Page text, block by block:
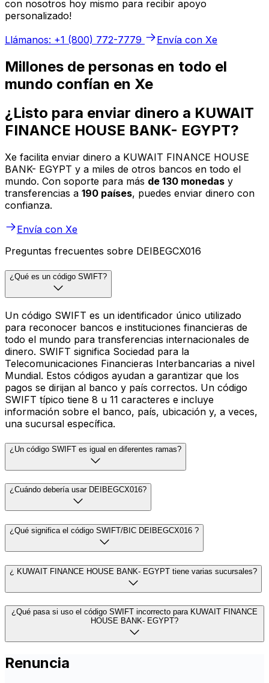
con nosotros hoy mismo para recibir apoyo
personalizado!
Llámanos: +1 (800) 772-7779
Envía con Xe
Millones de personas en todo el
mundo confían en Xe
¿Listo para enviar dinero a KUWAIT
FINANCE HOUSE BANK- EGYPT?
Xe facilita enviar dinero a KUWAIT FINANCE HOUSE
BANK- EGYPT y a miles de otros bancos en todo el
mundo. Con soporte para más de 130 monedas y
transferencias a 190 países, puedes enviar dinero con
confianza.
Envía con Xe
Preguntas frecuentes sobre DEIBEGCX016
¿Qué es un código SWIFT?
Un código SWIFT es un identificador único utilizado
para reconocer bancos e instituciones financieras de
todo el mundo para transferencias internacionales de
dinero. SWIFT significa Sociedad para la
Telecomunicaciones Financieras Interbancarias a nivel
Mundial. Estos códigos ayudan a garantizar que los
pagos se dirijan al banco y país correctos. Un código
SWIFT típico tiene 8 u 11 caracteres e incluye
información sobre el banco, país, ubicación y, a veces,
una sucursal específica.
¿Un código SWIFT es igual en diferentes ramas?
¿Cuándo debería usar DEIBEGCX016?
¿Qué significa el código SWIFT/BIC DEIBEGCX016 ?
¿ KUWAIT FINANCE HOUSE BANK- EGYPT tiene varias sucursales?
¿Qué pasa si uso el código SWIFT incorrecto para KUWAIT FINANCE
HOUSE BANK- EGYPT?
Renuncia